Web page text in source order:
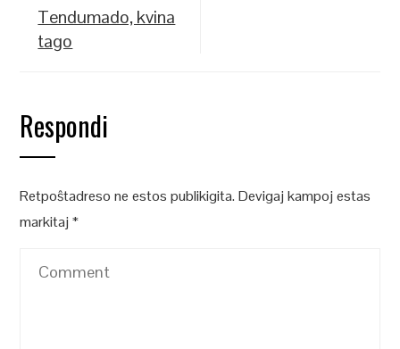
Tendumado, kvina
tago
Respondi
Retpoŝtadreso ne estos publikigita. Devigaj kampoj estas
markitaj*